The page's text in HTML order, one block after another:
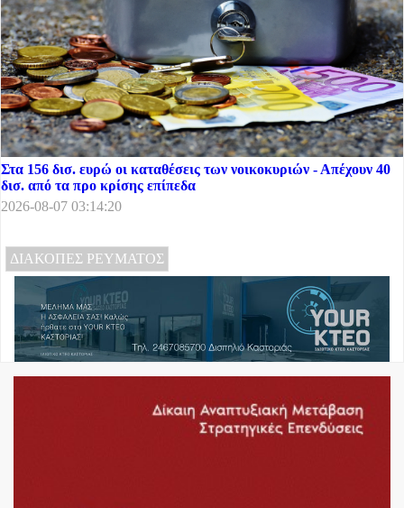
Στα 156 δισ. ευρώ οι καταθέσεις των νοικοκυριών - Απέχουν 40
δισ. από τα προ κρίσης επίπεδα
2026-08-07 03:14:20
ΔΙΑΚΟΠΕΣ ΡΕΥΜΑΤΟΣ